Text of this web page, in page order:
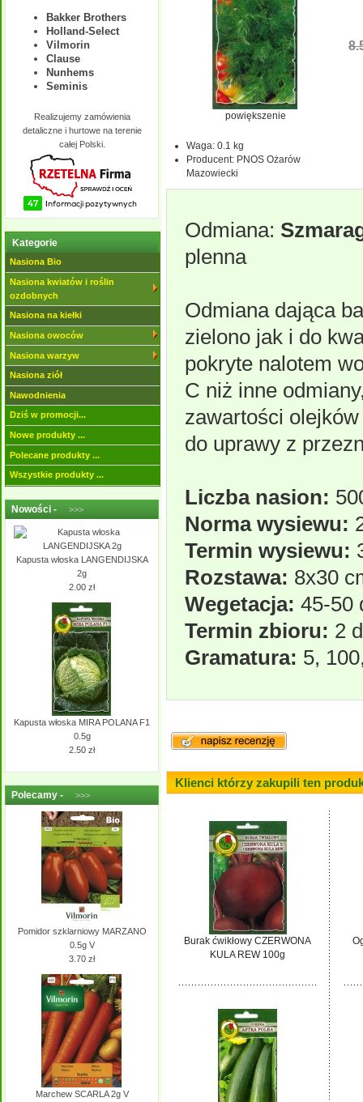
Bakker Brothers
Holland-Select
Vilmorin
Clause
Nunhems
Seminis
Realizujemy zamówienia
detaliczne i hurtowe na terenie
całej Polski.
Kategorie
Nasiona Bio
Nasiona kwiatów i roślin
ozdobnych
Nasiona na kiełki
Nasiona owoców
Nasiona warzyw
Nasiona ziół
Nawodnienia
Dziś w promocji...
Nowe produkty ...
Polecane produkty ...
Wszystkie produkty ...
Nowości - >>>
Kapusta włoska LANGENDIJSKA
2g
2.00 zł
Kapusta włoska MIRA POLANA F1
0.5g
2.50 zł
Polecamy - >>>
Pomidor szklarniowy MARZANO
0.5g V
3.70 zł
Marchew SCARLA 2g V
powiększenie
Waga:0.1 kg
Producent: PNOS Ożarów
Mazowiecki
Odmiana:
plenna
Odmiana dająca
zielono jak i do
pokryte nalotem
C niż inne
zawartości
do uprawy z
Liczba nasion:
Norma wysiewu:
Termin wysiewu:
Rozstawa: 8x30
Wegetacja: 45-50
Termin zbioru: 2
Gramatura: 5,
Klienci którzy zakupili ten
Burak ćwikłowy CZERWONA
KULA REW 100g